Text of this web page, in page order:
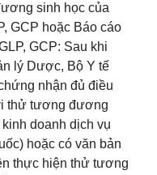
sinh học của
GCP hoặc Báo cáo
GCP: Sau khi
lý Dược, Bộ Y tế
nhận đủ điều
thử tương đương
doanh dịch vụ
hoặc có văn bản
thực hiện thử tương